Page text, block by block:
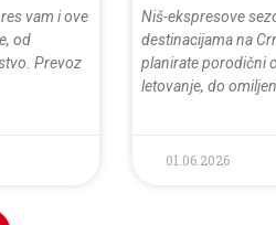
vam i ove
od
Prevoz
Niš-ekspresove
destinacijama na
planirate porodični
letovanje, do
01.06.2026